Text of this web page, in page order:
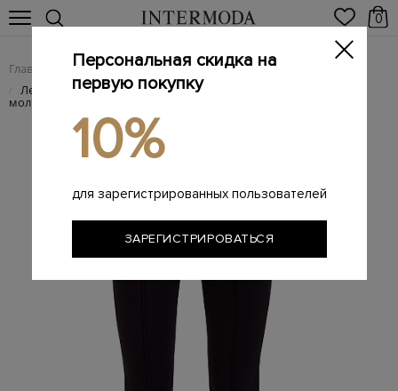
0
Главная Женщинам / Женская одежда / Женские брюки
/ Леггинсы с жаккардовым принтом на поясе и разрезами на
молнии
Персональная скидка на
первую покупку
10%
для зарегистрированных пользователей
ЗАРЕГИСТРИРОВАТЬСЯ